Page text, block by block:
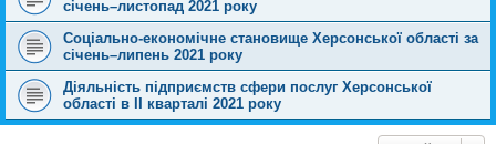
січень–листопад 2021 року
Соціально-економічне становище Херсонської області за
січень–липень 2021 року
Діяльність підприємств сфери послуг Херсонської
області в ІІ кварталі 2021 року